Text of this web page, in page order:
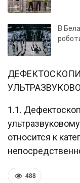
В
1.1.
относится к
488